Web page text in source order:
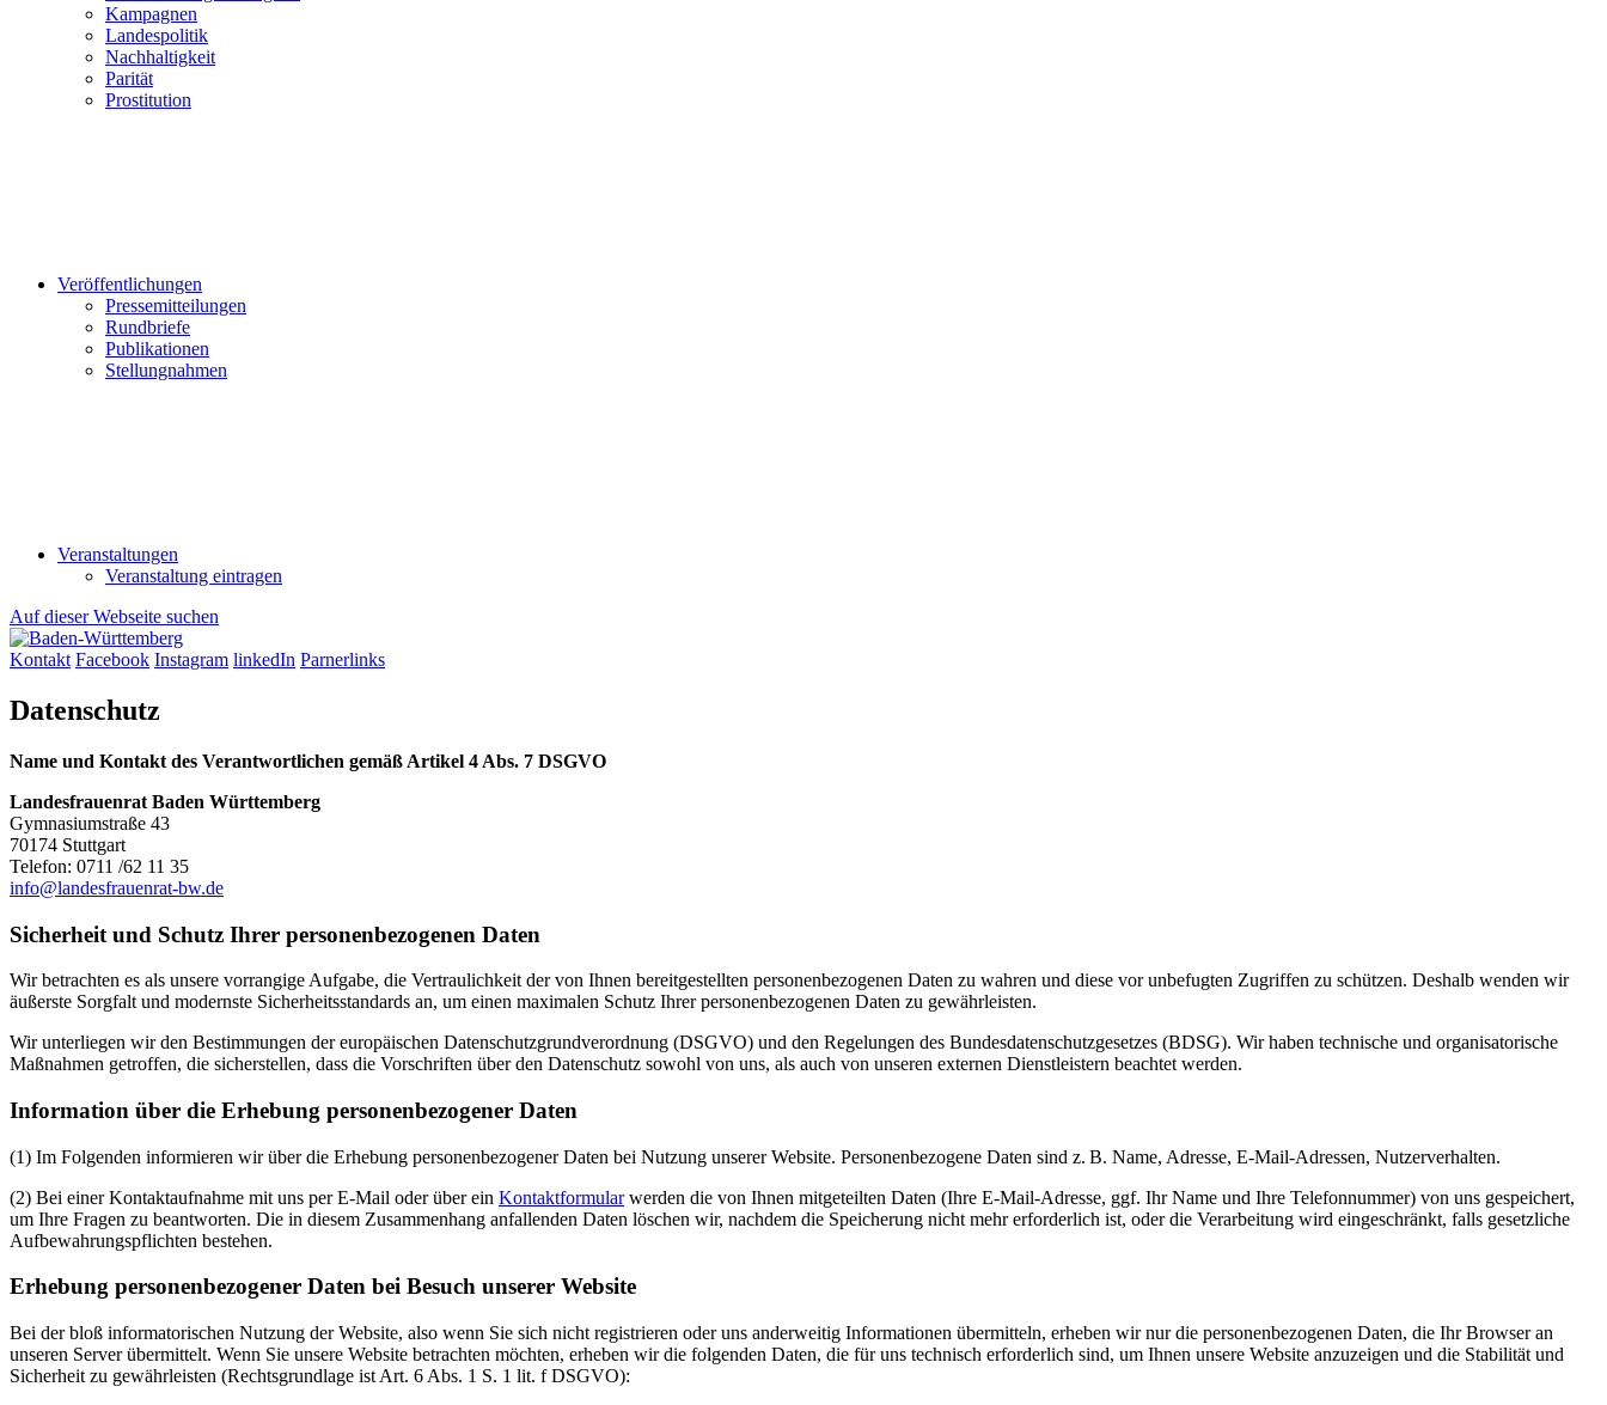
Kampagnen
Landespolitik
Nachhaltigkeit
Parität
Prostitution
Veröffentlichungen
Pressemitteilungen
Rundbriefe
Publikationen
Stellungnahmen
Veranstaltungen
Veranstaltung eintragen
Auf dieser Webseite suchen
Kontakt Facebook Instagram linkedIn Parnerlinks
Datenschutz
Name und Kontakt des Verantwortlichen gemäß Artikel 4 Abs. 7 DSGVO
Landesfrauenrat Baden Württemberg
Gymnasiumstraße 43
70174 Stuttgart
Telefon: 0711 /62 11 35
info@landesfrauenrat-bw.de
Sicherheit und Schutz Ihrer personenbezogenen Daten
Wir betrachten es als unsere vorrangige Aufgabe, die Vertraulichkeit der von Ihnen bereitgestellten personenbezogenen Daten zu wahren und diese vor unbefugten Zugriffen zu schützen. Deshalb wenden wir
äußerste Sorgfalt und modernste Sicherheitsstandards an, um einen maximalen Schutz Ihrer personenbezogenen Daten zu gewährleisten.
Wir unterliegen wir den Bestimmungen der europäischen Datenschutzgrundverordnung (DSGVO) und den Regelungen des Bundesdatenschutzgesetzes (BDSG). Wir haben technische und organisatorische
Maßnahmen getroffen, die sicherstellen, dass die Vorschriften über den Datenschutz sowohl von uns, als auch von unseren externen Dienstleistern beachtet werden.
Information über die Erhebung personenbezogener Daten
(1) Im Folgenden informieren wir über die Erhebung personenbezogener Daten bei Nutzung unserer Website. Personenbezogene Daten sind z. B. Name, Adresse, E-Mail-Adressen, Nutzerverhalten.
(2) Bei einer Kontaktaufnahme mit uns per E-Mail oder über ein Kontaktformularwerden die von Ihnen mitgeteilten Daten (Ihre E-Mail-Adresse, ggf. Ihr Name und Ihre Telefonnummer) von uns gespeichert,
um Ihre Fragen zu beantworten. Die in diesem Zusammenhang anfallenden Daten löschen wir, nachdem die Speicherung nicht mehr erforderlich ist, oder die Verarbeitung wird eingeschränkt, falls gesetzliche
Aufbewahrungspflichten bestehen.
Erhebung personenbezogener Daten bei Besuch unserer Website
Bei der bloß informatorischen Nutzung der Website, also wenn Sie sich nicht registrieren oder uns anderweitig Informationen übermitteln, erheben wir nur die personenbezogenen Daten, die Ihr Browser an
unseren Server übermittelt. Wenn Sie unsere Website betrachten möchten, erheben wir die folgenden Daten, die für uns technisch erforderlich sind, um Ihnen unsere Website anzuzeigen und die Stabilität und
Sicherheit zu gewährleisten (Rechtsgrundlage ist Art. 6 Abs. 1 S. 1 lit. f DSGVO):